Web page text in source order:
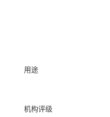
用途
机构评级